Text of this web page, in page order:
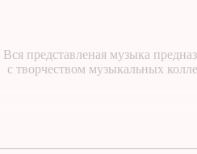
Вся представленая музыка
с творчеством музыкальных